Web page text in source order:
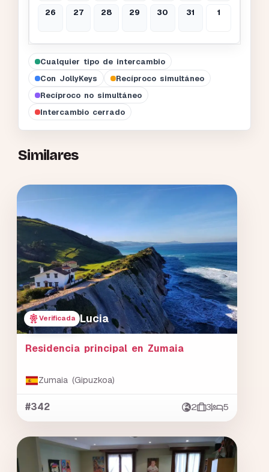
26 27 28 29 30 31 1
Cualquier tipo de intercambio
Con JollyKeys
Recíproco simultáneo
Recíproco no simultáneo
Intercambio cerrado
Similares
Verificada Lucia
Residencia principal en Zumaia
Zumaia (Gipuzkoa)
#342 2 3 5